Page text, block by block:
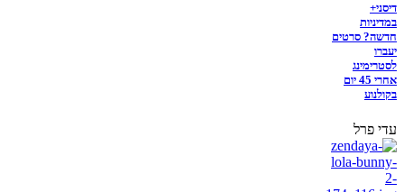
דיסני+
במדיניות
חדשה? סרטים
יעברו
לסטרימינג
אחרי 45 יום
בקולנוע
עדי פרל